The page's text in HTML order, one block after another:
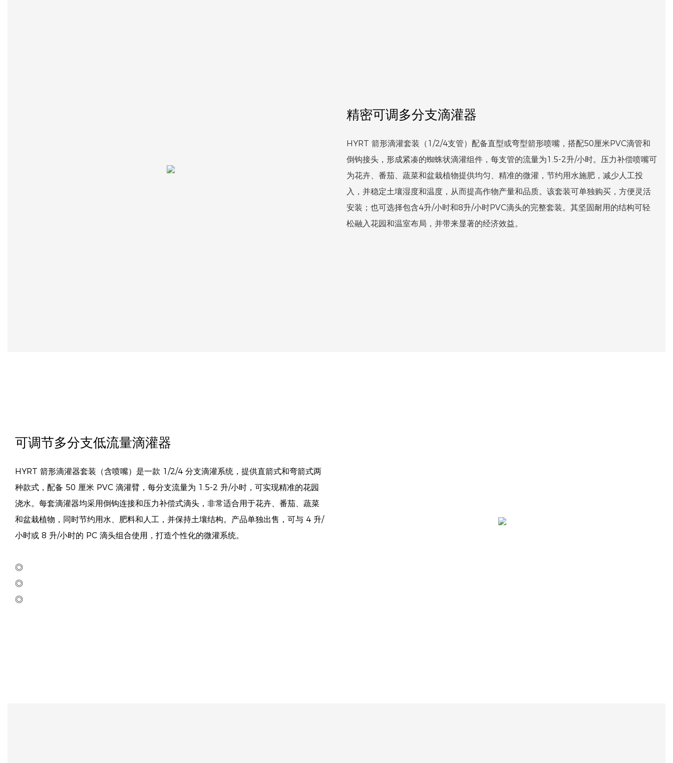
精密可调多分支滴灌器
HYRT 箭形滴灌套装（1/2/4支管）配备直型或弯型箭形喷嘴，搭配50厘米PVC滴管和
倒钩接头，形成紧凑的蜘蛛状滴灌组件，每支管的流量为1.5-2升/小时。压力补偿喷嘴可
为花卉、番茄、蔬菜和盆栽植物提供均匀、精准的微灌，节约用水施肥，减少人工投
入，并稳定土壤湿度和温度，从而提高作物产量和品质。该套装可单独购买，方便灵活
安装；也可选择包含4升/小时和8升/小时PVC滴头的完整套装。其坚固耐用的结构可轻
松融入花园和温室布局，并带来显著的经济效益。
可调节多分支低流量滴灌器
HYRT 箭形滴灌器套装（含喷嘴）是一款 1/2/4 分支滴灌系统，提供直箭式和弯箭式两
种款式，配备 50 厘米 PVC 滴灌臂，每分支流量为 1.5-2 升/小时，可实现精准的花园
浇水。每套滴灌器均采用倒钩连接和压力补偿式滴头，非常适合用于花卉、番茄、蔬菜
和盆栽植物，同时节约用水、肥料和人工，并保持土壤结构。产品单独出售，可与 4 升/
小时或 8 升/小时的 PC 滴头组合使用，打造个性化的微灌系统。
◎
◎
◎